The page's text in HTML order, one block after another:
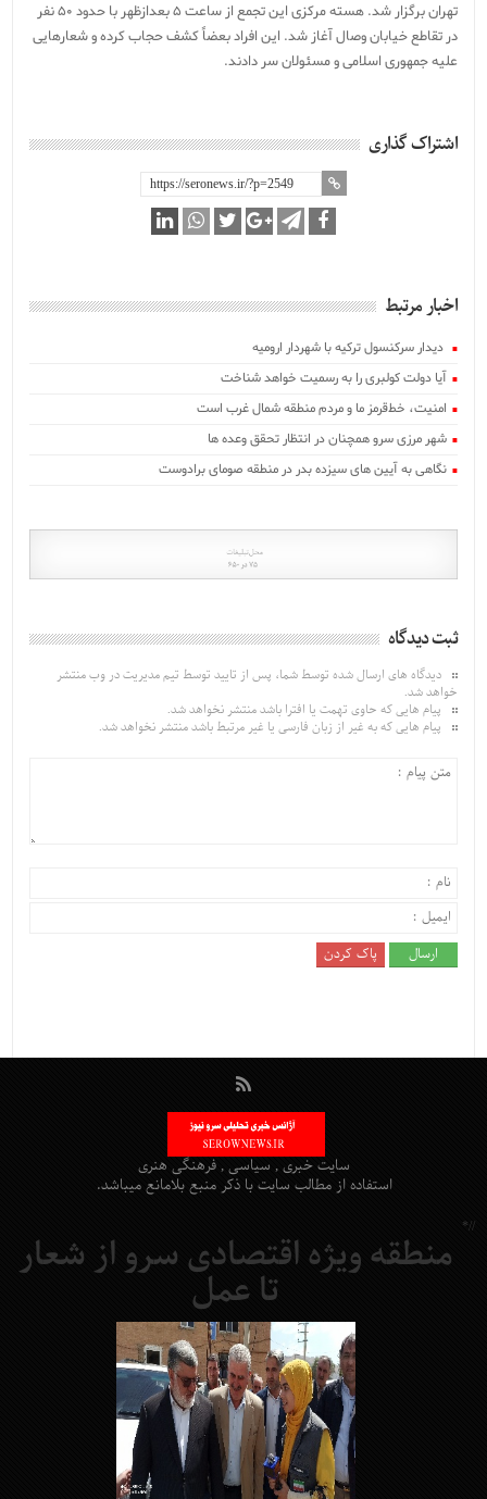
تهران برگزار شد. هسته مرکزی این تجمع از ساعت ۵ بعدازظهر با حدود ۵۰ نفر
در تقاطع خیابان وصال آغاز شد. این افراد بعضاً کشف حجاب کرده و شعارهایی
علیه جمهوری اسلامی و مسئولان سر دادند.
اشتراک گذاری
اخبار مرتبط
‍ دیدار سرکنسول ترکیه با شهردار ارومیه
آیا دولت کولبری را به رسمیت خواهد شناخت
امنیت، خط‌قرمز ما و مردم منطقه شمال غرب است
شهر مرزی سرو همچنان در انتظار تحقق وعده ها
نگاهی به آیین های سیزده بدر در منطقه صومای برادوست
ثبت دیدگاه
دیدگاه های ارسال شده توسط شما، پس از تایید توسط تیم مدیریت در وب منتشر
خواهد شد.
پیام هایی که حاوی تهمت یا افترا باشد منتشر نخواهد شد.
پیام هایی که به غیر از زبان فارسی یا غیر مرتبط باشد منتشر نخواهد شد.
سایت خبری , سیاسی , فرهنگی هنری
استفاده از مطالب سایت با ذکر منبع بلامانع میباشد.
منطقه ویژه اقتصادی سرو از شعار
تا عمل
//*